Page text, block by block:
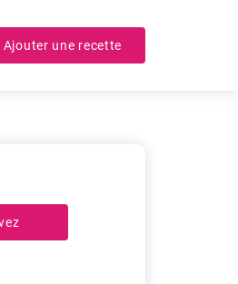
Ajouter une recette